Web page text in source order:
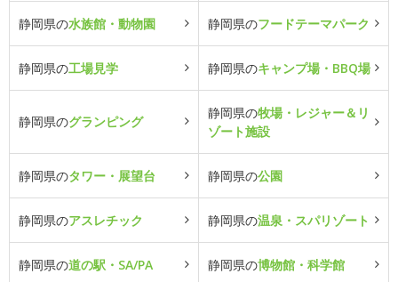
静岡県の水族館・動物園 静岡県のフードテーマパーク
静岡県の工場見学 静岡県のキャンプ場・BBQ場
静岡県のグランピング
静岡県の牧場・レジャー＆リ
ゾート施設
静岡県のタワー・展望台 静岡県の公園
静岡県のアスレチック 静岡県の温泉・スパリゾート
静岡県の道の駅・SA/PA 静岡県の博物館・科学館